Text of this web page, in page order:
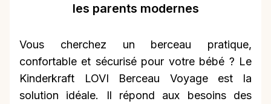
les parents modernes
Vous cherchez un berceau pratique,
confortable et sécurisé pour votre bébé ? Le
Kinderkraft LOVI Berceau Voyage est la
solution idéale. Il répond aux besoins des